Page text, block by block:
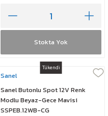
Stokta Yok
Tükendi
Sanel
Sanel Butonlu Spot 12V Renk
Modlu Beyaz-Gece Mavisi
SSPEB.12WB-CG